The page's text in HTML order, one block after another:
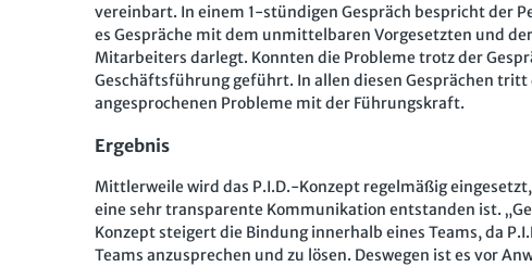
vereinbart. In einem 1-stündigen Gespräch bespricht der
es Gespräche mit dem unmittelbaren Vorgesetzten und
Mitarbeiters darlegt. Konnten die Probleme trotz der
Geschäftsführung geführt. In allen diesen Gesprächen
angesprochenen Probleme mit der Führungskraft.
Ergebnis
Mittlerweile wird das P.I.D.-Konzept regelmäßig
eine sehr transparente Kommunikation entstanden ist.
Konzept steigert die Bindung innerhalb eines Teams, da
Teams anzusprechen und zu lösen. Deswegen ist es vor